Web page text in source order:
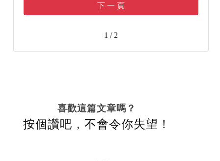
下 一 頁
1 / 2
喜歡這篇文章嗎？
按個讚吧，不會令你失望！